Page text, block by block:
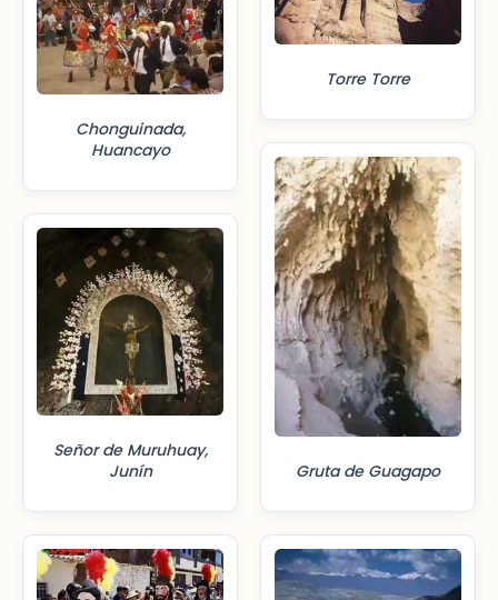
Chonguinada,
Huancayo
Señor de Muruhuay,
Junín
Torre Torre
Gruta de Guagapo